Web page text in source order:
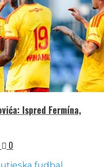
Ispred Fermína,
0